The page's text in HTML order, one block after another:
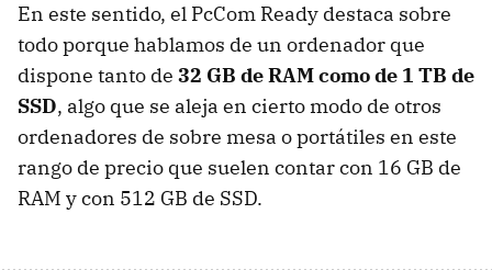
En este sentido, el PcCom Ready destaca sobre
todo porque hablamos de un ordenador que
dispone tanto de 32 GB de RAM como de 1 TB de
SSD, algo que se aleja en cierto modo de otros
ordenadores de sobre mesa o portátiles en este
rango de precio que suelen contar con 16 GB de
RAM y con 512 GB de SSD.